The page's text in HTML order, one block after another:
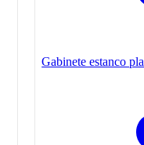
Gabinete estanco